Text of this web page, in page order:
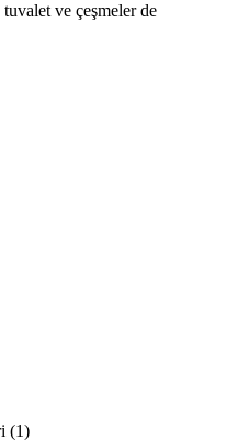
ve çeşmeler de
(1)